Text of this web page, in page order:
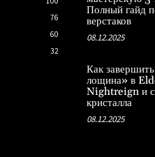
76
60
32
Полный гайд
верстаков
08.12.2025
Как
лощина» в
Nightreign и
кристалла
08.12.2025